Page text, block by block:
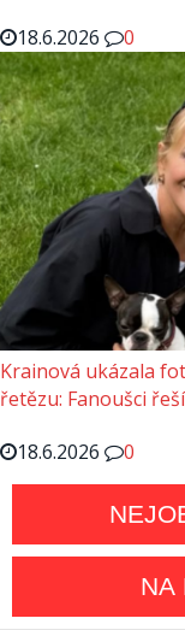
18.6.2026
0
Krainová ukázala
řetězu: Fanoušci
18.6.2026
0
NA